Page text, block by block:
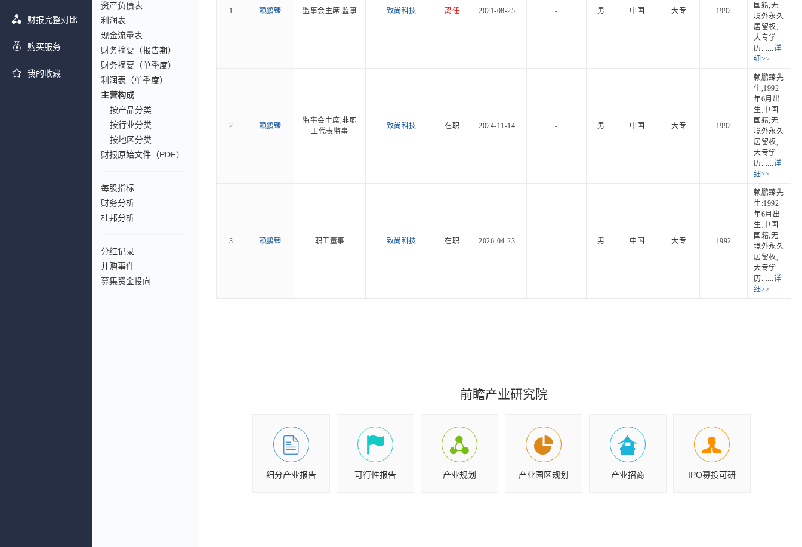
财报完整对比
购买服务
我的收藏
资产负债表
利润表
现金流量表
财务摘要（报告期）
财务摘要（单季度）
利润表（单季度）
主营构成
按产品分类
按行业分类
按地区分类
财报原始文件（PDF）
每股指标
财务分析
杜邦分析
分红记录
并购事件
募集资金投向
1 赖鹏臻 监事会主席,监事 致尚科技 离任 2021-08-25 - 男 中国 大专 1992
国籍,无
境外永久
居留权,
大专学
历......详
细>>
2 赖鹏臻
监事会主席,非职
工代表监事
致尚科技 在职 2024-11-14 - 男 中国 大专 1992
赖鹏臻先
生,1992
年6月出
生,中国
国籍,无
境外永久
居留权,
大专学
历......详
细>>
3 赖鹏臻 职工董事 致尚科技 在职 2026-04-23 - 男 中国 大专 1992
赖鹏臻先
生:1992
年6月出
生,中国
国籍,无
境外永久
居留权,
大专学
历......详
细>>
前瞻产业研究院
细分产业报告 可行性报告 产业规划 产业园区规划 产业招商 IPO募投可研